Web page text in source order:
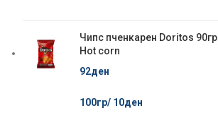
Чипс пченкарен Doritos 90гр
Hot corn
92ден
100гр/ 10ден